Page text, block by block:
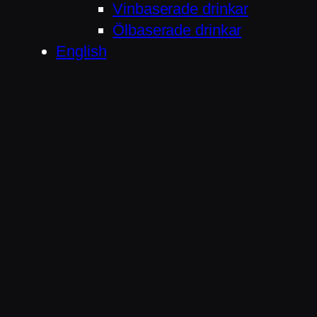
Vinbaserade drinkar
Ölbaserade drinkar
English